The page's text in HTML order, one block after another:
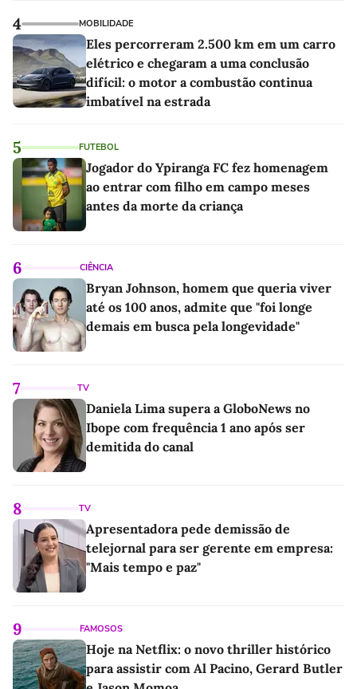
4 MOBILIDADE
Eles percorreram 2.500 km em um carro
elétrico e chegaram a uma conclusão
difícil: o motor a combustão continua
imbatível na estrada
5 FUTEBOL
Jogador do Ypiranga FC fez homenagem
ao entrar com filho em campo meses
antes da morte da criança
6 CIÊNCIA
Bryan Johnson, homem que queria viver
até os 100 anos, admite que "foi longe
demais em busca pela longevidade"
7 TV
Daniela Lima supera a GloboNews no
Ibope com frequência 1 ano após ser
demitida do canal
8 TV
Apresentadora pede demissão de
telejornal para ser gerente em empresa:
"Mais tempo e paz"
9 FAMOSOS
Hoje na Netflix: o novo thriller histórico
para assistir com Al Pacino, Gerard Butler